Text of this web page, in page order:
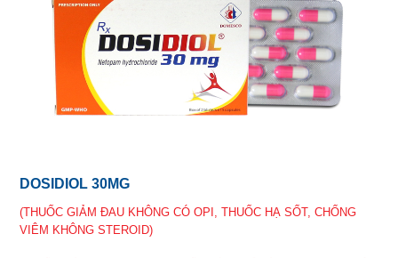
DOSIDIOL 30MG
(THUỐC GIẢM ĐAU KHÔNG CÓ OPI, THUỐC HẠ SỐT, CHỐNG
VIÊM KHÔNG STEROID)